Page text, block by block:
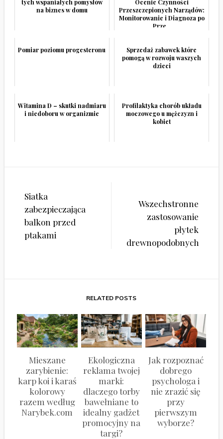
tych wspaniałych pomysłów
na biznes w domu
Ocenie Czynności
Przeszczepionych Narządów:
Monitorowanie i Diagnoza po
Prze...
Pomiar poziomu progesteronu
Sprzedaż zabawek które
pomogą w rozwoju waszych
dzieci
Witamina D – skutki nadmiaru
i niedoboru w organizmie
Profilaktyka chorób układu
moczowego u mężczyzn i
kobiet
Nawigacja
wpisu
Siatka
zabezpieczająca
balkon przed
ptakami
Wszechstronne
zastosowanie
płytek
drewnopodobnych
RELATED POSTS
Mieszane
zarybienie:
karp koi i karaś
kolorowy
razem według
Narybek.com
Ekologiczna
reklama twojej
marki:
dlaczego torby
bawełniane to
idealny gadżet
promocyjny na
targi?
Jak rozpoznać
dobrego
psychologa i
nie zrazić się
przy
pierwszym
wyborze?